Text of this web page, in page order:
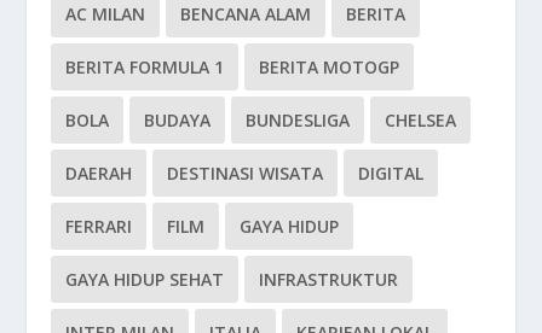
AC MILAN BENCANA ALAM BERITA
BERITA FORMULA 1 BERITA MOTOGP
BOLA BUDAYA BUNDESLIGA CHELSEA
DAERAH DESTINASI WISATA DIGITAL
FERRARI FILM GAYA HIDUP
GAYA HIDUP SEHAT INFRASTRUKTUR